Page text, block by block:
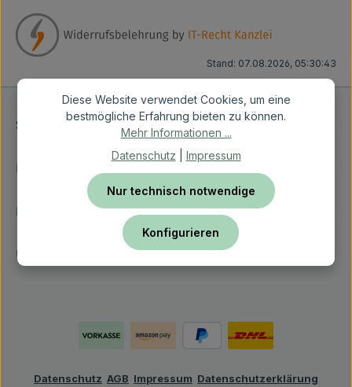
Stand: 07.08.2026, 05:30:43
Service-Hotline
Ernährungsberatung
Rechtliches
Über Vetfoodcoach
Datenschutz AGB Impressum Datenschutzerklärung
Diese Website verwendet Cookies, um eine
bestmögliche Erfahrung bieten zu können.
Mehr Informationen ...
Datenschutz
Impressum
Nur technisch notwendige
Konfigurieren